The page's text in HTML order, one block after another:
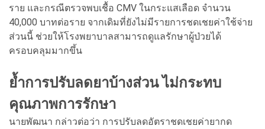
ราย และกรณีตรวจพบเชื้อ CMV ในกระแสเลือด จำนวน
40,000 บาทต่อราย จากเดิมที่ยังไม่มีรายการชดเชยค่าใช้จ่าย
ส่วนนี้ ช่วยให้โรงพยาบาลสามารถดูแลรักษาผู้ป่วยได้
ครอบคลุมมากขึ้น
ย้ำการปรับลดยาบ้างส่วน ไม่กระทบ
คุณภาพการรักษา
นายพัฒนา กล่าวต่อว่า การปรับลดอัตราชดเชยค่ายากด